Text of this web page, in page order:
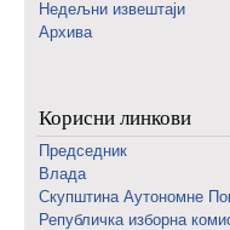
Недељни извештаји
Архива
Корисни линкови
Председник
Влада
Скупштина Аутономне
Републичка изборна